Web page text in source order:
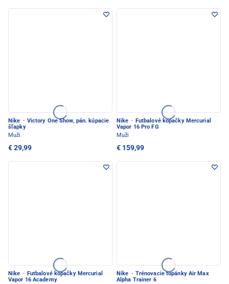
Nike · Victory One Show, pán. kúpacie
šľapky
Muži
€ 29,99
Nike · Futbalové kopačky Mercurial
Vapor 16 Pro FG
Muži
€ 159,99
Nike · Futbalové kopačky Mercurial
Vapor 16 Academy
Nike · Trénovacie topánky Air Max
Alpha Trainer 6